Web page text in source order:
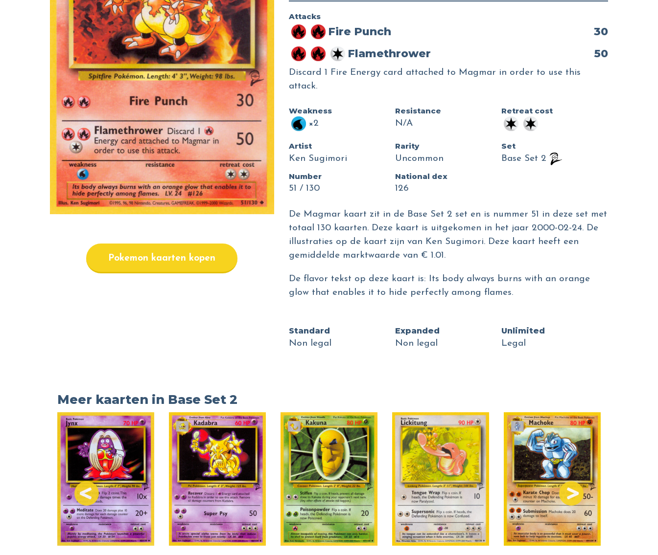
Pokemon kaarten kopen
Attacks
Fire Punch
30
Flamethrower
50
Discard 1 Fire Energy card attached to Magmar in order to use this
attack.
Weakness
×2
Resistance
N/A
Retreat cost
Artist
Ken Sugimori
Rarity
Uncommon
Set
Base Set 2
Number
51 / 130
National dex
126
De Magmar kaart zit in de Base Set 2 set en is nummer 51 in deze set met
totaal 130 kaarten. Deze kaart is uitgekomen in het jaar 2000-02-24. De
illustraties op de kaart zijn van Ken Sugimori. Deze kaart heeft een
gemiddelde marktwaarde van € 1.01.
De flavor tekst op deze kaart is: Its body always burns with an orange
glow that enables it to hide perfectly among flames.
Standard
Non legal
Expanded
Non legal
Unlimited
Legal
Meer kaarten in Base Set 2